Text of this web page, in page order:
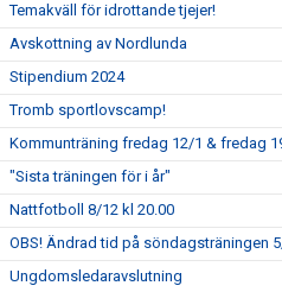
Temakväll för idrottande tjejer!
Avskottning av Nordlunda
Stipendium 2024
Tromb sportlovscamp!
Kommunträning fredag 12/1 & fredag
"Sista träningen för i år"
Nattfotboll 8/12 kl 20.00
OBS! Ändrad tid på söndagsträningen
Ungdomsledaravslutning